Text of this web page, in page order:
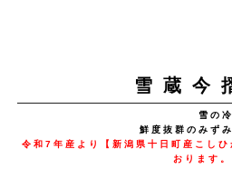
雪 蔵 今
雪の
鮮度抜群のみず
令和7年産より【新潟県十日町産こし
おります。